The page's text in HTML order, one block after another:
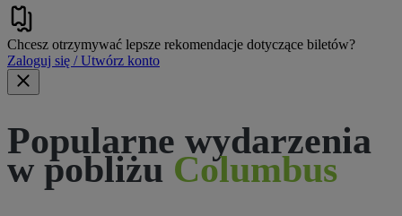
Chcesz otrzymywać lepsze rekomendacje dotyczące biletów?
Zaloguj się / Utwórz konto
Popularne wydarzenia
w pobliżu Columbus